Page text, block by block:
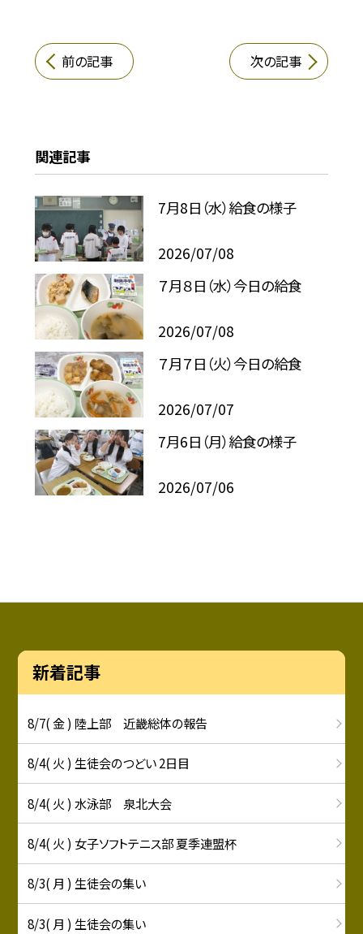
前の記事 次の記事
関連記事
7月8日（水）給食の様子
2026/07/08
７月８日（水）今日の給食
2026/07/08
７月７日（火）今日の給食
2026/07/07
7月6日（月）給食の様子
2026/07/06
新着記事
8/7( 金 ) 陸上部 近畿総体の報告
8/4( 火 ) 生徒会のつどい 2日目
8/4( 火 ) 水泳部 泉北大会
8/4( 火 ) 女子ソフトテニス部 夏季連盟杯
8/3( 月 ) 生徒会の集い
8/3( 月 ) 生徒会の集い